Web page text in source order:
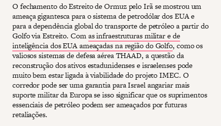
O fechamento do Estreito de Ormuz pelo Irã se mostrou um
ameaça gigantesca para o sistema de petrodólar dos EUA e
para a dependência global do transporte de petróleo a partir do
Golfo via Estreito. Comas infraestruturas militar e de
inteligência dos EUA ameaçadas na região do Golfo, como os
valiosos sistemas de defesa aérea THAAD, a questão da
reconstrução dos ativos estadunidenses e israelenses pode
muito bem estar ligada à viabilidade do projeto IMEC. O
corredor pode ser uma garantia para Israel angariar mais
suporte militar da Europa se isso significar que os suprimentos
essenciais de petróleo podem ser ameaçados por futuras
retaliações.